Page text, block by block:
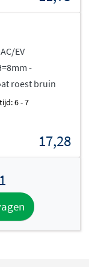
EV
-
roest bruin
17,28